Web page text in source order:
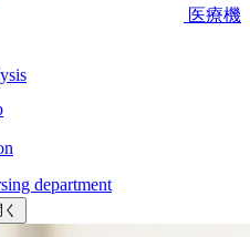
医療機
department